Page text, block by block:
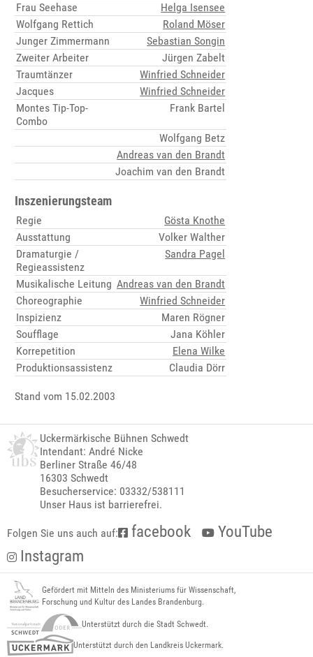
Frau Seehase
Helga Isensee
Wolfgang Rettich
Roland Möser
Junger Zimmermann
Sebastian Songin
Zweiter Arbeiter
Jürgen Zabelt
Traumtänzer
Winfried Schneider
Jacques
Winfried Schneider
Montes Tip-Top-
Combo
Frank Bartel
Wolfgang Betz
Andreas van den Brandt
Joachim van den Brandt
Inszenierungsteam
Regie
Gösta Knothe
Ausstattung
Volker Walther
Dramaturgie /
Regieassistenz
Sandra Pagel
Musikalische Leitung Andreas van den Brandt
Choreographie
Winfried Schneider
Inspizienz
Maren Rögner
Soufflage
Jana Köhler
Korrepetition
Elena Wilke
Produktionsassistenz
Claudia Dörr
Stand vom 15.02.2003
Uckermärkische Bühnen Schwedt
Intendant: André Nicke
Berliner Straße 46/48
16303 Schwedt
Besucherservice: 03332/538111
Unser Haus ist barrierefrei.
Folgen Sie uns auch auf: facebook
YouTube
Instagram
Gefördert mit Mitteln des Ministeriums für Wissenschaft,
Forschung und Kultur des Landes Brandenburg.
Unterstützt durch die Stadt Schwedt.
Unterstützt durch den Landkreis Uckermark.